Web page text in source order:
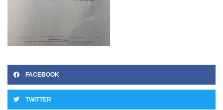
FACEBOOK
TWITTER